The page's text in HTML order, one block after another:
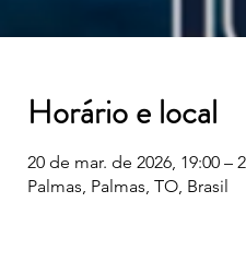
Horário e local
20 de mar. de 2026, 19:00 –
Palmas, Palmas, TO, Brasil